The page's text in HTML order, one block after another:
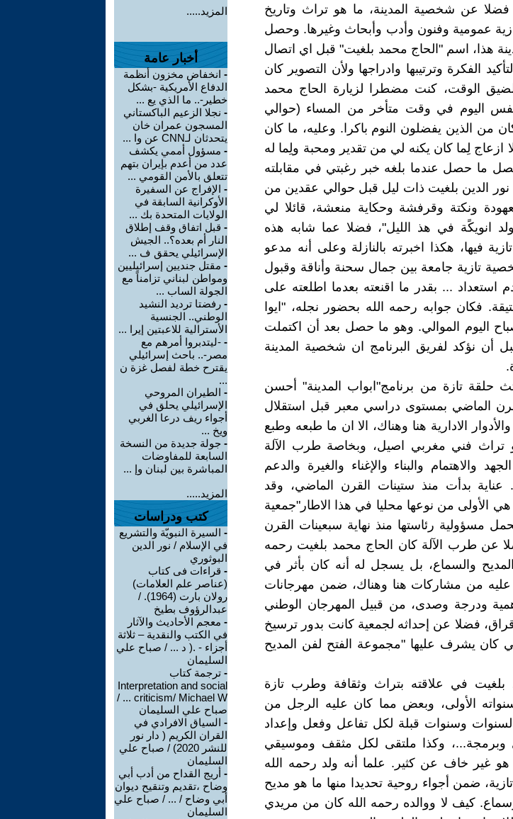
عن شخصية المدينة، ما هو تراث وتاريخ
عمومية وفنون وأدب وأبحاث وغيرها. وحصل
هذا، اسم "الحاج محمد بلغيت" قبل اي اتصال
الفكرة وترتيبها وادراجها ولأن التصوير كان
الوقت، كنت مضطرا لزيارة الحاج محمد
اليوم في وقت متأخر من المساء (حوالي
من الذين يفضلون النوم باكرا. وعليه، ما كان
لِما كان يكنه لي من تقدير ومحبة ولِما له
ما حصل عندما بلغه خبر رغبتي في مقابلته
نور الدين بلغيت ذات ليل قبل حوالي عقدين من
ونكتة وقرفشة وحكاية منعشة، قائلا لي
انويكًة في هذ الليل"، فضلا عما شابه هذه
فيها، هكذا اخبرته بالنازلة وعلى أنه مدعو
شخصية تازية جامعة بين جمال سحنة وأناقة وقبول
استعداد ... بقدر ما اقنعته بعدما اطلعته على
فكان جوابه رحمه الله بحضور نجله، "ايوا
اليوم الموالي. وهو ما حصل بعد أن اكتملت
أن نؤكد لفريق البرنامج ان شخصية المدينة
حلقة تازة من برنامج"ابواب المدينة" أحسن
الماضي بمستوى دراسي معبر قبل استقلال
الادارية هنا وهناك، الا ان ما طبعه وطبع
تراث فني مغربي اصيل، وبخاصة طرب الآلة
والاهتمام والبناء والإغناء والغيرة والدعم
بدأت منذ ستينات القرن الماضي، وقد
الأولى من نوعها محليا في هذا الاطار"جمعية
مسؤولية رئاستها منذ نهاية سبعينات القرن
عن طرب الآلة كان الحاج محمد بلغيت رحمه
والسماع، بل يسجل له أنه كان بأثر في
من مشاركات هنا وهناك، ضمن مهرجانات
ودرجة وصدى، من قبيل المهرجان الوطني
فضلا عن إحداثه لجمعية كانت بدور ترسيخ
كان يشرف عليها "مجموعة الفتح لفن المديح
في علاقته بتراث وثقافة وطرب تازة
الأولى، وبعض مما كان عليه الرجل من
لسنوات وسنوات قبلة لكل تفاعل وفعل وإعداد
وبرمجة...، وكذا ملتقى لكل مثقف وموسيقي
غير خاف عن كثير. علما أنه ولد رحمه الله
ضمن أجواء روحية تحديدا منها ما هو مديح
كيف لا ووالده رحمه الله كان من مريدي
المزيد.....
أخبار عامة
- انخفاض مخزون أنظمة
الدفاع الأمريكية -بشكل
خطير-.. ما الذي يع ...
- نجلا الزعيم الباكستاني
المسجون عمران خان
يتحدثان لـCNN عن وا ...
- مسؤول أممي يكشف
عدد من أعدم بإيران بتهم
تتعلق بالأمن القومي ...
- الإفراج عن السفيرة
الأوكرانية السابقة في
الولايات المتحدة بك ...
- قبل اتفاق وقف إطلاق
النار أم بعده؟.. الجيش
الإسرائيلي يحقق ف ...
- مقتل جنديين إسرائيليين
ومواطن لبناني تزامناً مع
الجولة الساب ...
- رفضتا ترديد النشيد
الوطني.. الجنسية
الأسترالية للاعبتين إيرا ...
- -ليتدبروا أمرهم مع
مصر-.. باحث إسرائيلي
يقترح خطة لفصل غزة ن
...
- الطيران المروحي
الإسرائيلي يحلق في
أجواء ريف درعا الغربي
ويخ ...
- جولة جديدة من النسخة
السابعة للمفاوضات
المباشرة بين لبنان وإ ...
المزيد.....
كتب ودراسات
- السيرة النبويّة والتشريع
في الإسلام / نور الدين
البوثوري
- قراءات فى كتاب
(عناصر علم العلامات)
رولان بارت (1964). /
عبدالرؤوف بطيخ
- معجم الأحاديث والآثار
في الكتب والنقدية – ثلاثة
أجزاء - .( د ... / صباح علي
السليمان
- ترجمة كتاب
Interpretation and social
criticism/ Michael W ... /
صباح علي السليمان
- السياق الافرادي في
القران الكريم ( دار نور
للنشر 2020) / صباح علي
السليمان
- أريج القداح من أدب أبي
وضاح ،تقديم وتنقيح ديوان
أبي وضاح / ... / صباح علي
السليمان